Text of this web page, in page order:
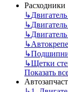
Расходники
↳
↳
↳
↳
↳
↳Щетки
Показать